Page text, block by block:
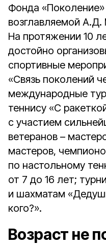
Фонда
возглавляемой
На протяжении 10
достойно
спортивные
«Связь поколений
международные
теннису «С
с участием
ветеранов –
мастеров,
по настольному
от 7 до 16 лет;
и шахматам
кого?».
Возраст не